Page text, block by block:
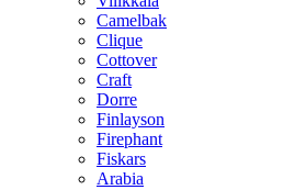
Camelbak
Clique
Cottover
Craft
Dorre
Finlayson
Firephant
Fiskars
Arabia